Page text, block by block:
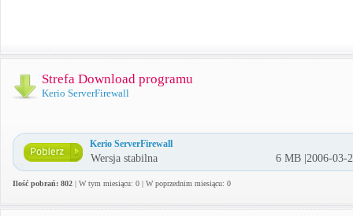
Strefa Download programu
Kerio ServerFirewall
Kerio ServerFirewall
Wersja stabilna 6 MB |2006-03-
Ilość pobrań: 802 | W tym miesiącu: 0 | W poprzednim miesiącu: 0